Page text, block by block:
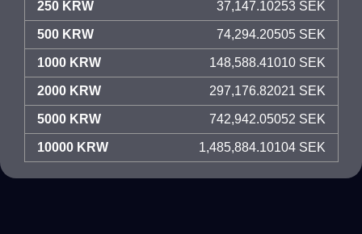
250 KRW 37,147.10253 SEK
500 KRW 74,294.20505 SEK
1000 KRW 148,588.41010 SEK
2000 KRW 297,176.82021 SEK
5000 KRW 742,942.05052 SEK
10000 KRW 1,485,884.10104 SEK